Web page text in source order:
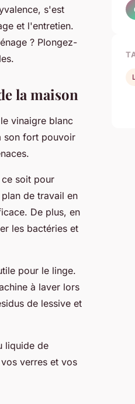
s'est
et l'entretien.
? Plongez-
la maison
vinaigre blanc
son fort pouvoir
soit pour
de travail en
De plus, en
les bactéries et
pour le linge.
à laver lors
de lessive et
liquide de
verres et vos